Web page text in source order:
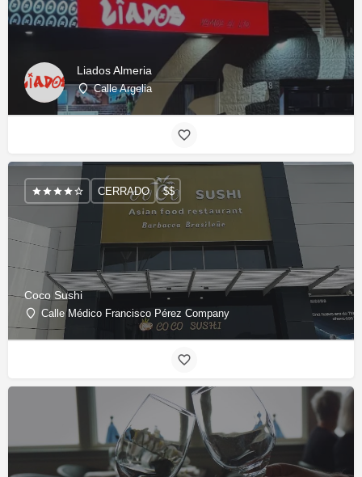
Liados Almeria
Calle Argelia
Coco Sushi
Calle Médico Francisco Pérez Company
CERRADO $$